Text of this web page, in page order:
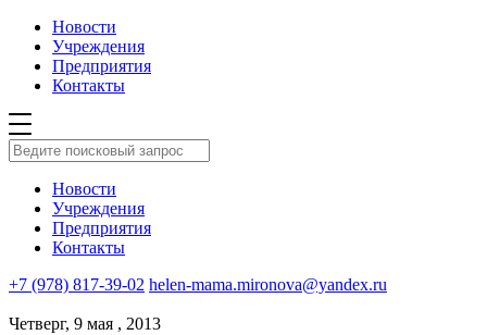
Новости
Учреждения
Предприятия
Контакты
Новости
Учреждения
Предприятия
Контакты
+7 (978) 817-39-02 helen-mama.mironova@yandex.ru
Четверг, 9 мая , 2013